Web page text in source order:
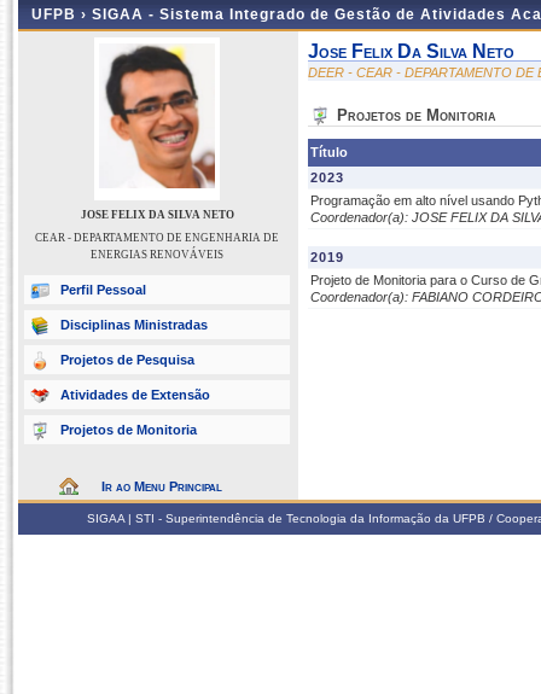
UFPB › SIGAA - Sistema Integrado de Gestão de Atividades
JOSE FELIX DA SILVA NETO
CEAR - DEPARTAMENTO DE ENGENHARIA DE
ENERGIAS RENOVÁVEIS
Perfil Pessoal
Disciplinas Ministradas
Projetos de Pesquisa
Atividades de Extensão
Projetos de Monitoria
Ir ao Menu Principal
Jose Felix Da Silva Neto
DEER - CEAR - DEPARTAMENTO
Projetos de Monitoria
Título
2023
Programação em alto nível usando
Coordenador(a): JOSE FELIX DA
2019
Projeto de Monitoria para o Curso de
Coordenador(a): FABIANO
SIGAA | STI - Superintendência de Tecnologia da Informação da UFPB /